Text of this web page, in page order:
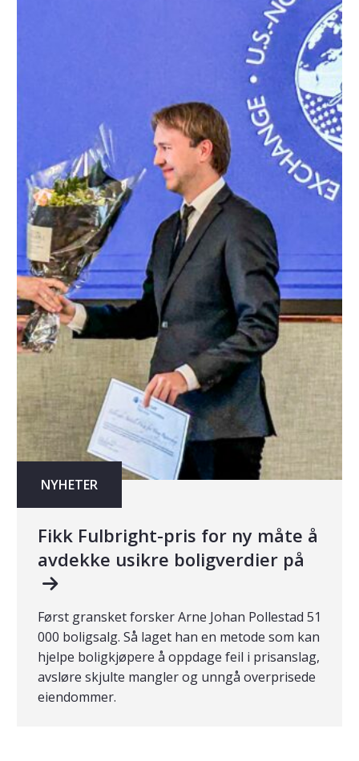
NYHETER
Fikk Fulbright-pris for ny måte å
avdekke usikre boligverdier på
Først gransket forsker Arne Johan Pollestad 51
000 boligsalg. Så laget han en metode som kan
hjelpe boligkjøpere å oppdage feil i prisanslag,
avsløre skjulte mangler og unngå overprisede
eiendommer.